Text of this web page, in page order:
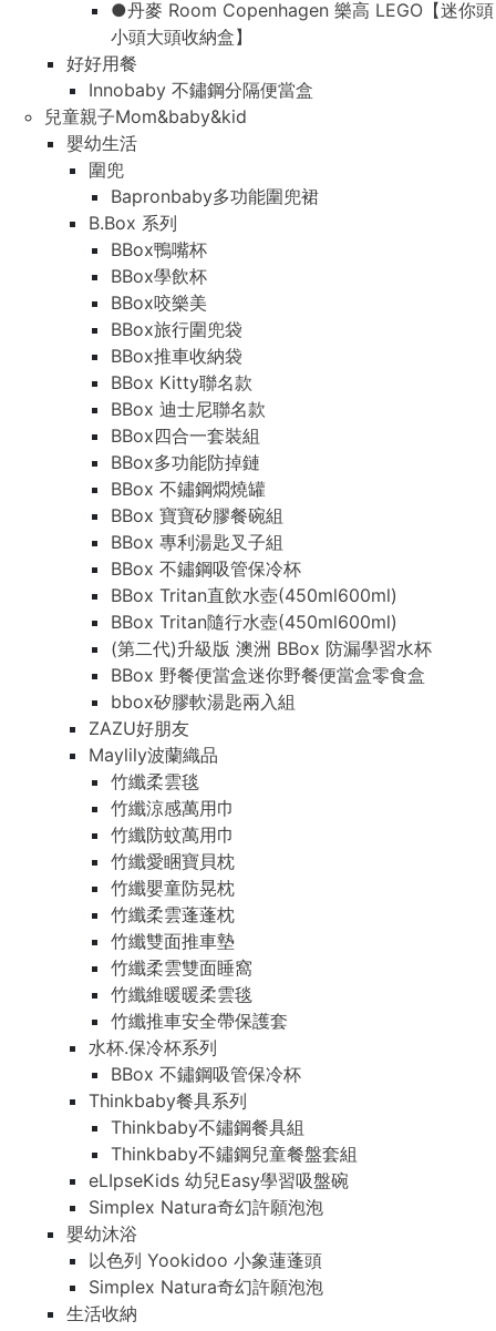
●丹麥 Room Copenhagen 樂高 LEGO【迷你頭
小頭大頭收納盒】
好好用餐
Innobaby 不鏽鋼分隔便當盒
兒童親子Mom&baby&kid
嬰幼生活
圍兜
Bapronbaby多功能圍兜裙
B.Box 系列
BBox鴨嘴杯
BBox學飲杯
BBox咬樂美
BBox旅行圍兜袋
BBox推車收納袋
BBox Kitty聯名款
BBox 迪士尼聯名款
BBox四合一套裝組
BBox多功能防掉鏈
BBox 不鏽鋼燜燒罐
BBox 寶寶矽膠餐碗組
BBox 專利湯匙叉子組
BBox 不鏽鋼吸管保冷杯
BBox Tritan直飲水壺(450ml600ml)
BBox Tritan隨行水壺(450ml600ml)
(第二代)升級版 澳洲 BBox 防漏學習水杯
BBox 野餐便當盒迷你野餐便當盒零食盒
bbox矽膠軟湯匙兩入組
ZAZU好朋友
Maylily波蘭織品
竹纖柔雲毯
竹纖涼感萬用巾
竹纖防蚊萬用巾
竹纖愛睏寶貝枕
竹纖嬰童防晃枕
竹纖柔雲蓬蓬枕
竹纖雙面推車墊
竹纖柔雲雙面睡窩
竹纖維暖暖柔雲毯
竹纖推車安全帶保護套
水杯.保冷杯系列
BBox 不鏽鋼吸管保冷杯
Thinkbaby餐具系列
Thinkbaby不鏽鋼餐具組
Thinkbaby不鏽鋼兒童餐盤套組
eLIpseKids 幼兒Easy學習吸盤碗
Simplex Natura奇幻許願泡泡
嬰幼沐浴
以色列 Yookidoo 小象蓮蓬頭
Simplex Natura奇幻許願泡泡
生活收納